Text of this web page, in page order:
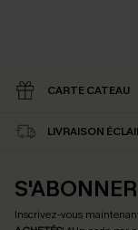
CARTE CATEAU
LIVRAISON
Inscrivez-vous